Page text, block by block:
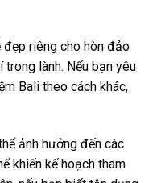
ngoài trời.
mặt trời rực rỡ và ít
28°C đến 32°C, tạo
như lướt sóng, đi bộ
nổi tiếng.
điểm du lịch. Bạn sẽ
tình trạng đông đúc tại